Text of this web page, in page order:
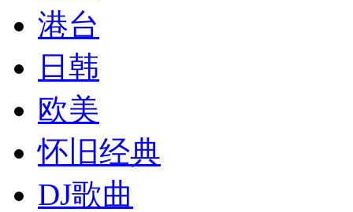
港台
日韩
欧美
怀旧经典
DJ歌曲